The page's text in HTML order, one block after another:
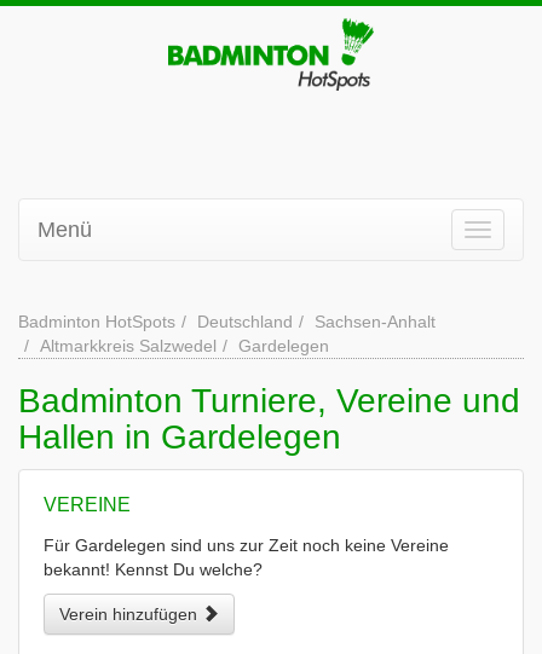
Menü
Badminton HotSpots Deutschland
Sachsen-Anhalt
Altmarkkreis Salzwedel
Gardelegen
Badminton Turniere, Vereine und
Hallen in Gardelegen
VEREINE
Für Gardelegen sind uns zur Zeit noch keine Vereine
bekannt! Kennst Du welche?
Verein hinzufügen